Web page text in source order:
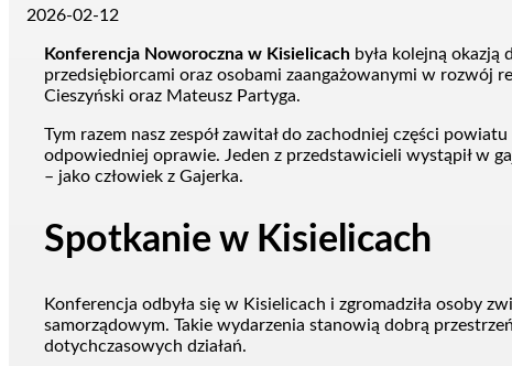
2026-02-12
Konferencja Noworoczna w Kisielicach była kolejną okazją
przedsiębiorcami oraz osobami zaangażowanymi w rozwój
Cieszyński oraz Mateusz Partyga.
Tym razem nasz zespół zawitał do zachodniej części
odpowiedniej oprawie. Jeden z przedstawicieli wystąpił w
– jako człowiek z Gajerka.
Spotkanie w Kisielicach
Konferencja odbyła się w Kisielicach i zgromadziła osoby
samorządowym. Takie wydarzenia stanowią dobrą
dotychczasowych działań.